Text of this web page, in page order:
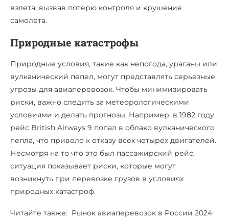
взлета, вызвав потерю контроля и крушение
самолета.
Природные катастрофы
Природные условия, такие как непогода, ураганы или
вулканический пепел, могут представлять серьезные
угрозы для авиаперевозок. Чтобы минимизировать
риски, важно следить за метеорологическими
условиями и делать прогнозы. Например, в 1982 году
рейс British Airways 9 попал в облако вулканического
пепла, что привело к отказу всех четырех двигателей.
Несмотря на то что это был пассажирский рейс,
ситуация показывает риски, которые могут
возникнуть при перевозке грузов в условиях
природных катастроф.
Читайте также: Рынок авиаперевозок в России 2024: